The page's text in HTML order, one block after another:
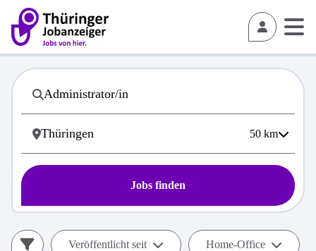
50 km
Jobs finden
Veröffentlicht seit Home-Office